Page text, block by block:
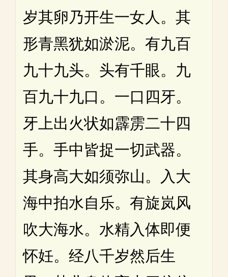
岁其卵乃开生一女人。其
形青黑犹如淤泥。有九百
九十九头。头有千眼。九
百九十九口。一口四牙。
牙上出火状如霹雳二十四
手。手中皆捉一切武器。
其身高大如须弥山。入大
海中拍水自乐。有旋岚风
吹大海水。水精入体即便
怀妊。经八千岁然后生